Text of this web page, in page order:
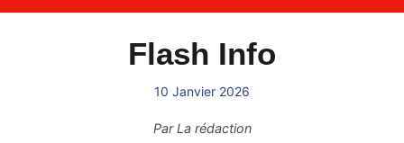
Flash Info
10 Janvier 2026
ParLa rédaction